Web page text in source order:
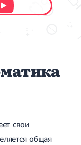
свои
общая